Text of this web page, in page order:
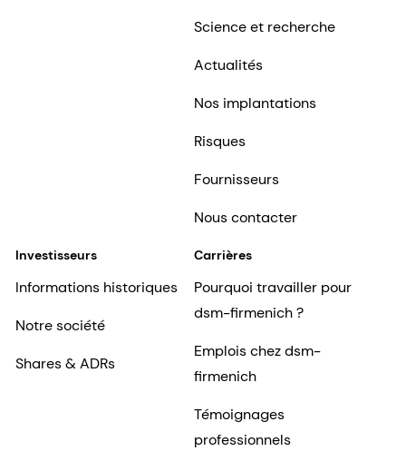
Science et recherche
Actualités
Nos implantations
Risques
Fournisseurs
Nous contacter
Investisseurs
Informations historiques
Notre société
Shares & ADRs
Carrières
Pourquoi travailler pour
dsm-firmenich ?
Emplois chez dsm-
firmenich
Témoignages
professionnels